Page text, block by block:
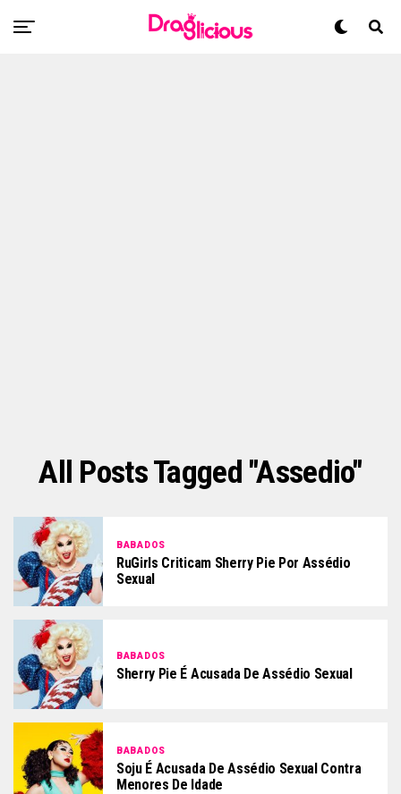
All Posts Tagged "assedio"
BABADOS
RuGirls Criticam Sherry Pie Por Assédio
Sexual
BABADOS
Sherry Pie É Acusada De Assédio Sexual
BABADOS
Soju É Acusada De Assédio Sexual Contra
Menores De Idade